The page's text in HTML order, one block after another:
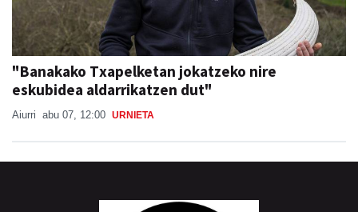
"Banakako Txapelketan jokatzeko nire
eskubidea aldarrikatzen dut"
Aiurri abu 07, 12:00 URNIETA